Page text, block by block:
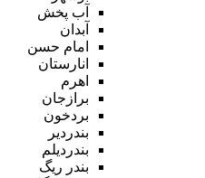
آب پخش
آبدان
امام حسن
انارستان
اهرم
برازجان
بردخون
بندردیر
بندردیلم
بندر ریگ